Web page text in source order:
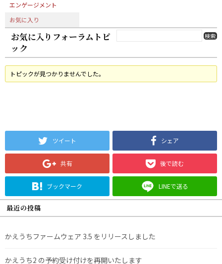
エンゲージメント
お気に入り
お気に入りフォーラムトピ
ック
トピックが見つかりませんでした。
ツイート シェア
共有 後で読む
ブックマーク LINEで送る
最近の投稿
かえうちファームウェア 3.5 をリリースしました
かえうち2 の予約受け付けを再開いたします